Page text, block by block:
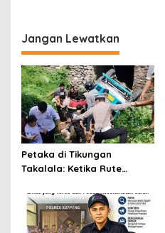
Jangan Lewatkan
Petaka di Tikungan
Takalala: Ketika Rute
Evakuasi